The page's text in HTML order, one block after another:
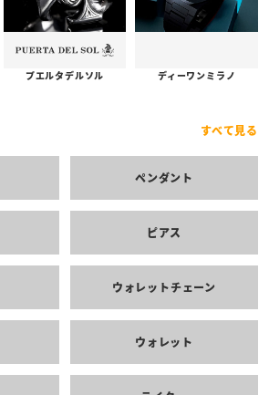
プエルタデルソル ディーワンミラノ
すべて見る
ペンダント
ピアス
ウォレットチェーン
ウォレット